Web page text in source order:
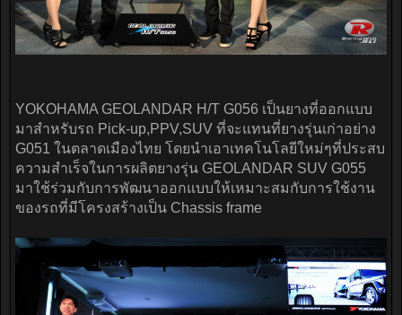
YOKOHAMA GEOLANDAR H/T G056 เป็นยางที่ออกแบบ
มาสำหรับรถ Pick-up,PPV,SUV ที่จะแทนที่ยางรุ่นเก่าอย่าง
G051 ในตลาดเมืองไทย โดยนำเอาเทคโนโลยีใหม่ๆที่ประสบ
ความสำเร็จในการผลิตยางรุ่น GEOLANDAR SUV G055
มาใช้ร่วมกับการพัฒนาออกแบบให้เหมาะสมกับการใช้งาน
ของรถที่มีโครงสร้างเป็น Chassis frame